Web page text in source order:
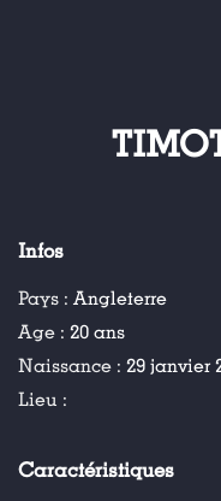
Infos
Pays : Angleterre
Age : 20 ans
Naissance : 29 janvier
Lieu :
Caractéristiques